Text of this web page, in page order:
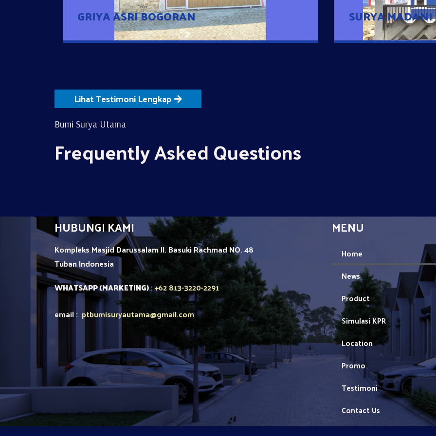
GRIYA ASRI BOGORAN SURYA
Lihat Testimoni Lengkap
Bumi Surya Utama
Frequently Asked Questions
HUBUNGI KAMI
Kompleks Masjid Darussalam Jl. Basuki Rachmad NO. 48
TubanIndonesia
WHATSAPP (MARKETING):+62 813-3220-2291
email : ptbumisuryautama@gmail.com
MENU
Home
News
Product
Simulasi KPR
Location
Promo
Testimoni
Contact Us